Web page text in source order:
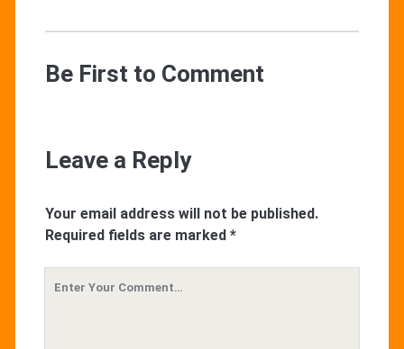
Be First to Comment
Leave a Reply
Your email address will not be published.
Required fields are marked *